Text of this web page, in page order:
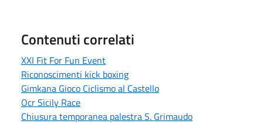
Contenuti correlati
XXI Fit For Fun Event
Riconoscimenti kick boxing
Gimkana Gioco Ciclismo al Castello
Ocr Sicily Race
Chiusura temporanea palestra S. Grimaudo